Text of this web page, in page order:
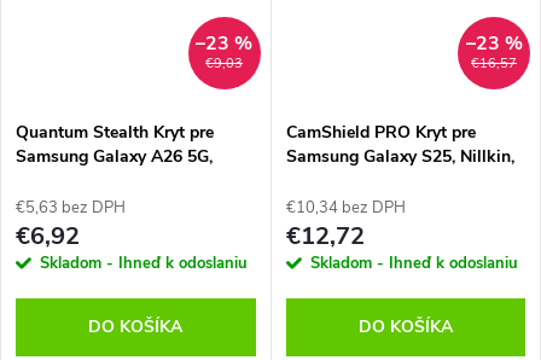
€9,03
–23 %
Quantum Stealth Kryt pre
Samsung Galaxy A26 5G,
€5,63 bez DPH
€6,92
Skladom - Ihneď k odoslaniu
DO KOŠÍKA
€16,57
–23 %
CamShield PRO Kryt pre
Samsung Galaxy S25, Nillkin,
€10,34 bez DPH
€12,72
Skladom - Ihneď k odoslaniu
DO KOŠÍKA